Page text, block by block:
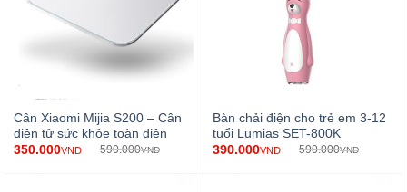
Cân Xiaomi Mijia S200 – Cân
điện tử sức khỏe toàn diện
350.000VND 590.000VND
Bàn chải điện cho trẻ em 3-12
tuổi Lumias SET-800K
390.000VND 590.000VND